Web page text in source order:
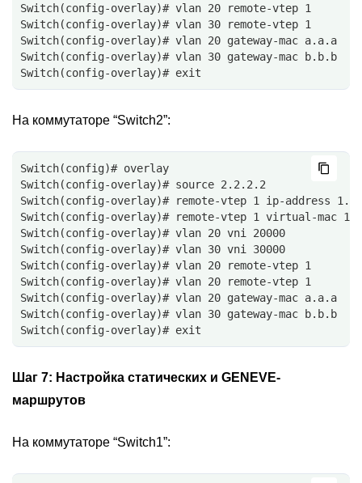
Switch(config-overlay)# vlan 20 remote-vtep 1
Switch(config-overlay)# vlan 30 remote-vtep 1
Switch(config-overlay)# vlan 20 gateway-mac a.a.a
Switch(config-overlay)# vlan 30 gateway-mac b.b.b
Switch(config-overlay)# exit
На коммутаторе “Switch2”:
Switch(config)# overlay
Switch(config-overlay)# source 2.2.2.2
Switch(config-overlay)# remote-vtep 1 ip-address
Switch(config-overlay)# remote-vtep 1 virtual-mac
Switch(config-overlay)# vlan 20 vni 20000
Switch(config-overlay)# vlan 30 vni 30000
Switch(config-overlay)# vlan 20 remote-vtep 1
Switch(config-overlay)# vlan 20 remote-vtep 1
Switch(config-overlay)# vlan 20 gateway-mac a.a.a
Switch(config-overlay)# vlan 30 gateway-mac b.b.b
Switch(config-overlay)# exit
Шаг 7: Настройка статических и GENEVE-
маршрутов
На коммутаторе “Switch1”: